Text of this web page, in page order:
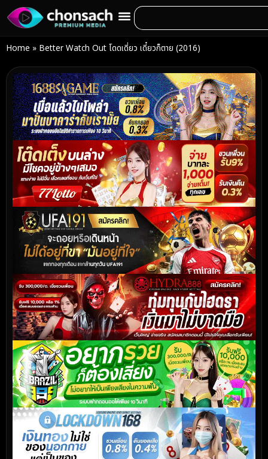
Home » Better Watch Out โดดเดี่ยว เดี๋ยวก็ตาย (2016)